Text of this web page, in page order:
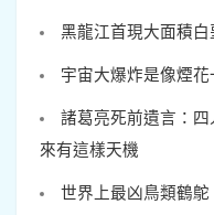
黑龍江首現大面積
宇宙大爆炸是像煙
諸葛亮死前遺言：
來有這樣天機
世界上最凶鳥類鶴